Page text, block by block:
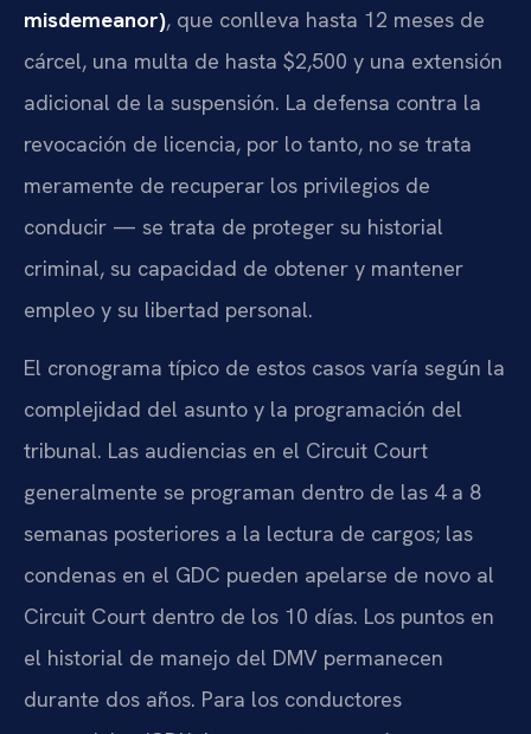
misdemeanor), que conlleva hasta 12 meses de
cárcel, una multa de hasta $2,500 y una extensión
adicional de la suspensión. La defensa contra la
revocación de licencia, por lo tanto, no se trata
meramente de recuperar los privilegios de
conducir — se trata de proteger su historial
criminal, su capacidad de obtener y mantener
empleo y su libertad personal.
El cronograma típico de estos casos varía según la
complejidad del asunto y la programación del
tribunal. Las audiencias en el Circuit Court
generalmente se programan dentro de las 4 a 8
semanas posteriores a la lectura de cargos; las
condenas en el GDC pueden apelarse de novo al
Circuit Court dentro de los 10 días. Los puntos en
el historial de manejo del DMV permanecen
durante dos años. Para los conductores